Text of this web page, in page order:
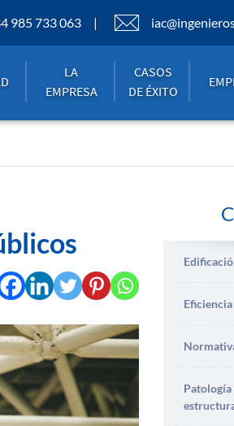
LA
EMPRESA
CASOS
DE ÉXITO
985 733 063